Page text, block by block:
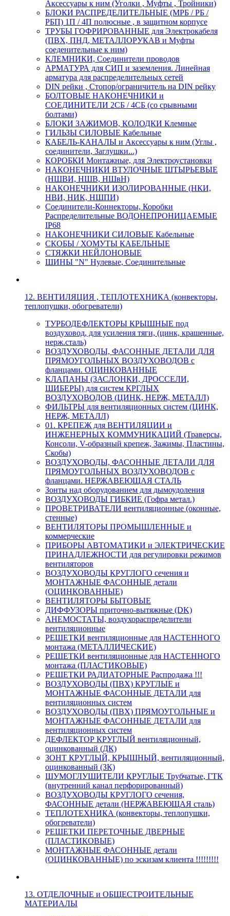
Аксессуары к ним (Уголки , Муфты , Тройники)
БЛОКИ РАСПРЕДЕЛИТЕЛЬНЫЕ (МРБ / РБ /
РБП) 1П / 4П полюсные , в защитном корпусе
ТРУБЫ ГОФРИРОВАННЫЕ для Электрокабеля
(ПВХ, ПНД, МЕТАЛЛОРУКАВ и Муфты
соеденительные к ним)
КЛЕМНИКИ, Соединители проводов
АРМАТУРА для СИП и заземления. Линейная
арматура для распределительных сетей
DIN рейки , Стопор/ограничитель на DIN рейку
БОЛТОВЫЕ НАКОНЕЧНИКИ и
СОЕДИНИТЕЛИ 2СБ / 4СБ (со срывными
болтами)
БЛОКИ ЗАЖИМОВ, КОЛОДКИ Клемные
ГИЛЬЗЫ СИЛОВЫЕ Кабельные
КАБЕЛЬ-КАНАЛЫ и Аксессуары к ним (Углы ,
соединители, Заглушки...)
КОРОБКИ Монтажные, для Электроустановки
НАКОНЕЧНИКИ ВТУЛОЧНЫЕ ШТЫРЬЕВЫЕ
(НШВИ, НШВ, НШвН)
НАКОНЕЧНИКИ ИЗОЛИРОВАННЫЕ (НКИ,
НВИ, НИК, НШПИ)
Соединители-Коннекторы, Коробки
Распределительные ВОДОНЕПРОНИЦАЕМЫЕ
IP68
НАКОНЕЧНИКИ СИЛОВЫЕ Кабельные
СКОБЫ / ХОМУТЫ КАБЕЛЬНЫЕ
СТЯЖКИ НЕЙЛОНОВЫЕ
ШИНЫ "N" Нулевые, Соединительные
12. ВЕНТИЛЯЦИЯ , ТЕПЛОТЕХНИКА (конвекторы,
теплопушки, обогреватели)
ТУРБОДЕФЛЕКТОРЫ КРЫШНЫЕ под
воздуховод, для усиления тяги, (цинк, крашенные,
нерж.сталь)
ВОЗДУХОВОДЫ, ФАСОННЫЕ ДЕТАЛИ ДЛЯ
ПРЯМОУГОЛЬНЫХ ВОЗДУХОВОДОВ с
фланцами. ОЦИНКОВАННЫЕ
КЛАПАНЫ (ЗАСЛОНКИ, ДРОССЕЛИ,
ШИБЕРЫ) для систем КРГЛЫХ
ВОЗДУХОВОДОВ (ЦИНК, НЕРЖ, МЕТАЛЛ)
ФИЛЬТРЫ для вентиляционных систем (ЦИНК,
НЕРЖ, МЕТАЛЛ)
01. КРЕПЕЖ для ВЕНТИЛЯЦИИ и
ИНЖЕНЕРНЫХ КОММУНИКАЦИЙ (Траверсы,
Консоли, V-образный крепеж, Зажимы, Пластины,
Скобы)
ВОЗДУХОВОДЫ, ФАСОННЫЕ ДЕТАЛИ ДЛЯ
ПРЯМОУГОЛЬНЫХ ВОЗДУХОВОДОВ с
фланцами. НЕРЖАВЕЮЩАЯ СТАЛЬ
Зонты над оборудованием для дымоудоления
ВОЗДУХОВОДЫ ГИБКИЕ (Гофра метал.)
ПРОВЕТРИВАТЕЛИ вентиляционные (оконные,
стенные)
ВЕНТИЛЯТОРЫ ПРОМЫШЛЕННЫЕ и
коммерческие
ПРИБОРЫ АВТОМАТИКИ и ЭЛЕКТРИЧЕСКИЕ
ПРИНАДЛЕЖНОСТИ для регулировки режимов
вентиляторов
ВОЗДУХОВОДЫ КРУГЛОГО сечения и
МОНТАЖНЫЕ ФАСОННЫЕ детали
(ОЦИНКОВАННЫЕ)
ВЕНТИЛЯТОРЫ БЫТОВЫЕ
ДИФФУЗОРЫ приточно-вытяжные (DK)
АНЕМОСТАТЫ, воздухораспределители
вентиляционные
РЕШЕТКИ вентиляционные для НАСТЕННОГО
монтажа (МЕТАЛЛИЧЕСКИЕ)
РЕШЕТКИ вентиляционные для НАСТЕННОГО
монтажа (ПЛАСТИКОВЫЕ)
РЕШЕТКИ РАДИАТОРНЫЕ Распродажа !!!
ВОЗДУХОВОДЫ (ПВХ) КРУГЛЫЕ и
МОНТАЖНЫЕ ФАСОННЫЕ ДЕТАЛИ для
вентиляционных систем
ВОЗДУХОВОДЫ (ПВХ) ПРЯМОУГОЛЬНЫЕ и
МОНТАЖНЫЕ ФАСОННЫЕ ДЕТАЛИ для
вентиляционных систем
ДЕФЛЕКТОР КРУГЛЫЙ вентиляционный,
оцинкованный (ДК)
ЗОНТ КРУГЛЫЙ, КРЫШНЫЙ, вентиляционный,
оцинкованный (ЗК)
ШУМОГЛУШИТЕЛИ КРУГЛЫЕ Трубчатые, ГТК
(внутренний канал перфорированный)
ВОЗДУХОВОДЫ КРУГЛОГО сечения,
ФАСОННЫЕ детали (НЕРЖАВЕЮЩАЯ сталь)
ТЕПЛОТЕХНИКА (конвекторы, теплопушки,
обогреватели)
РЕШЕТКИ ПЕРЕТОЧНЫЕ ДВЕРНЫЕ
(ПЛАСТИКОВЫЕ)
МОНТАЖНЫЕ ФАСОННЫЕ детали
(ОЦИНКОВАННЫЕ) по эскизам клиента !!!!!!!!!
13. ОТДЕЛОЧНЫЕ и ОБЩЕСТРОИТЕЛЬНЫЕ
МАТЕРИАЛЫ